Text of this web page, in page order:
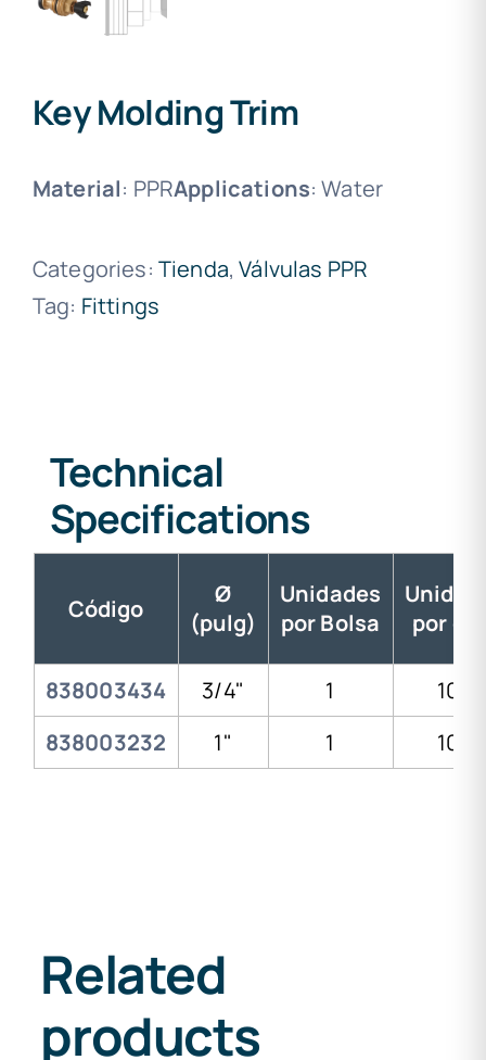
Key Molding Trim
Material: PPRApplications: Water
Categories: Tienda,Válvulas PPR
Tag: Fittings
Technical
Specifications
Código
Ø
(pulg)
Unidades
por Bolsa
por
838003434 3/4" 1
100
838003232
1" 1 100
Related
products